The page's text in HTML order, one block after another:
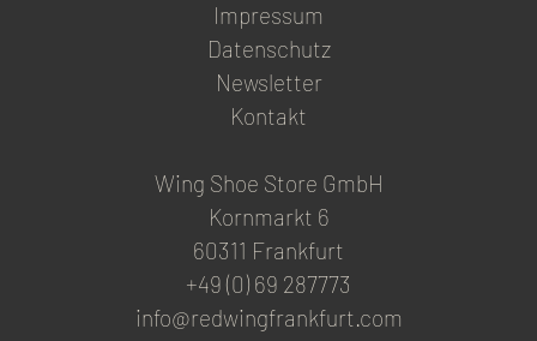
Impressum
Datenschutz
Newsletter
Kontakt
Wing Shoe Store GmbH
Kornmarkt 6
60311 Frankfurt
+49 (0) 69 287773
info@redwingfrankfurt.com